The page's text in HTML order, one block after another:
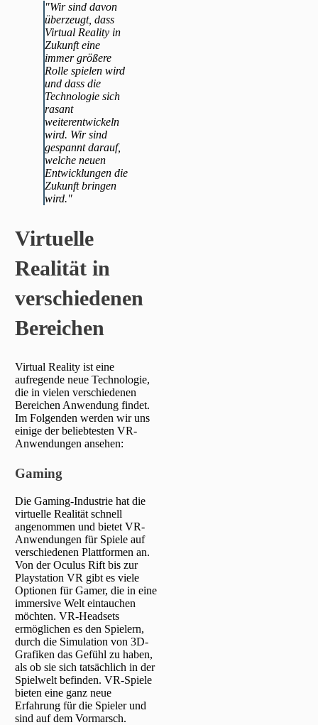
"Wir sind davon
überzeugt, dass
Virtual Reality in
Zukunft eine
immer größere
Rolle spielen wird
und dass die
Technologie sich
rasant
weiterentwickeln
wird. Wir sind
gespannt darauf,
welche neuen
Entwicklungen die
Zukunft bringen
wird."
Virtuelle
Realität in
verschiedenen
Bereichen
Virtual Reality ist eine
aufregende neue Technologie,
die in vielen verschiedenen
Bereichen Anwendung findet.
Im Folgenden werden wir uns
einige der beliebtesten VR-
Anwendungen ansehen:
Gaming
Die Gaming-Industrie hat die
virtuelle Realität schnell
angenommen und bietet VR-
Anwendungen für Spiele auf
verschiedenen Plattformen an.
Von der Oculus Rift bis zur
Playstation VR gibt es viele
Optionen für Gamer, die in eine
immersive Welt eintauchen
möchten. VR-Headsets
ermöglichen es den Spielern,
durch die Simulation von 3D-
Grafiken das Gefühl zu haben,
als ob sie sich tatsächlich in der
Spielwelt befinden. VR-Spiele
bieten eine ganz neue
Erfahrung für die Spieler und
sind auf dem Vormarsch.